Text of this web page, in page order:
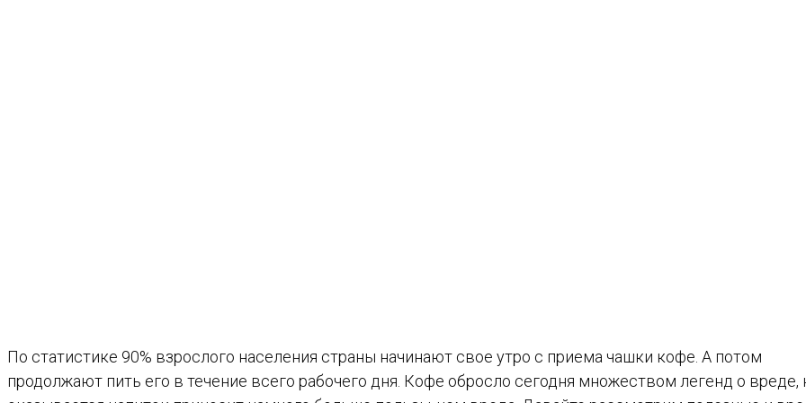
По статистике 90% взрослого населения страны начинают свое утро с приема чашки кофе. А потом
продолжают пить его в течение всего рабочего дня. Кофе обросло сегодня множеством легенд о вреде,